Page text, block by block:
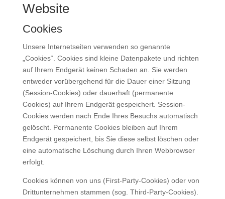
Website
Cookies
Unsere Internetseiten verwenden so genannte
„Cookies“. Cookies sind kleine Datenpakete und richten
auf Ihrem Endgerät keinen Schaden an. Sie werden
entweder vorübergehend für die Dauer einer Sitzung
(Session-Cookies) oder dauerhaft (permanente
Cookies) auf Ihrem Endgerät gespeichert. Session-
Cookies werden nach Ende Ihres Besuchs automatisch
gelöscht. Permanente Cookies bleiben auf Ihrem
Endgerät gespeichert, bis Sie diese selbst löschen oder
eine automatische Löschung durch Ihren Webbrowser
erfolgt.
Cookies können von uns (First-Party-Cookies) oder von
Drittunternehmen stammen (sog. Third-Party-Cookies).